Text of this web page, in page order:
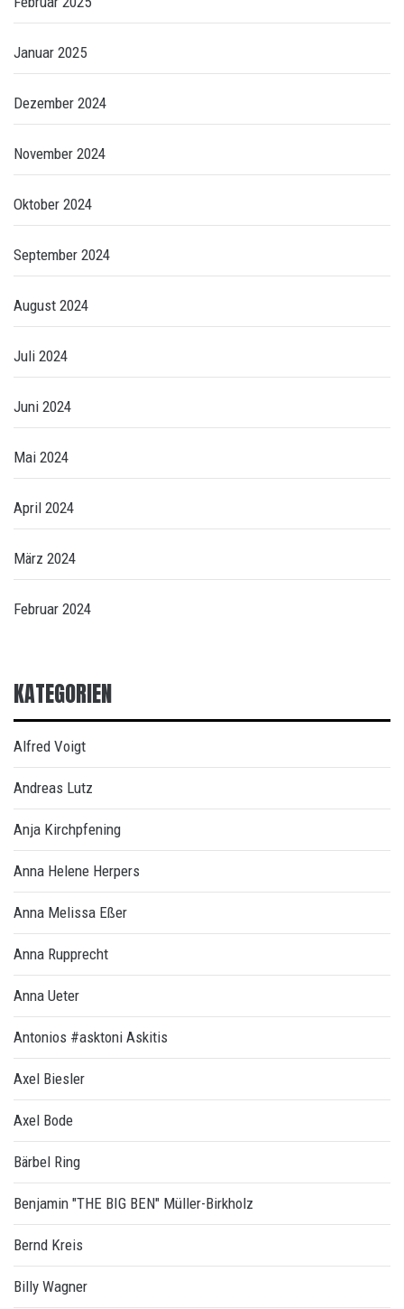
Januar 2025
Dezember 2024
November 2024
Oktober 2024
September 2024
August 2024
Juli 2024
Juni 2024
Mai 2024
April 2024
März 2024
Februar 2024
KATEGORIEN
Alfred Voigt
Andreas Lutz
Anja Kirchpfening
Anna Helene Herpers
Anna Melissa Eßer
Anna Rupprecht
Anna Ueter
Antonios #asktoni Askitis
Axel Biesler
Axel Bode
Bärbel Ring
Benjamin "THE BIG BEN" Müller-Birkholz
Bernd Kreis
Billy Wagner